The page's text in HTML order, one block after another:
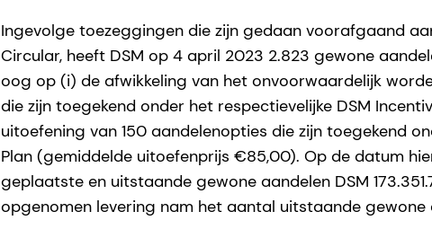
Ingevolge toezeggingen die zijn gedaan voorafgaand
Circular, heeft DSM op 4 april 2023 2.823 gewone
oog op (i) de afwikkeling van het onvoorwaardelijk
die zijn toegekend onder het respectievelijke DSM
uitoefening van 150 aandelenopties die zijn toegekend
Plan (gemiddelde uitoefenprijs €85,00). Op de datum
geplaatste en uitstaande gewone aandelen DSM
opgenomen levering nam het aantal uitstaande gewone